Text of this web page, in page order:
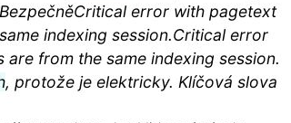
error with pagetext
indexing session.Critical error
from the same indexing session.
, protože je elektricky. Klíčová slova